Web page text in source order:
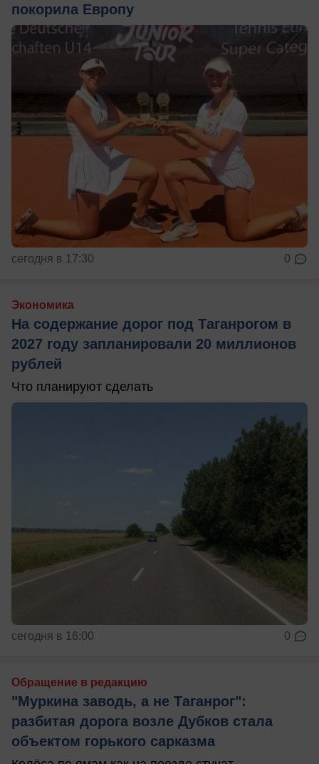
покорила Европу
сегодня в 17:30 0
Экономика
На содержание дорог под Таганрогом в
2027 году запланировали 20 миллионов
рублей
Что планируют сделать
сегодня в 16:00 0
Обращение в редакцию
"Муркина заводь, а не Таганрог":
разбитая дорога возле Дубков стала
объектом горького сарказма